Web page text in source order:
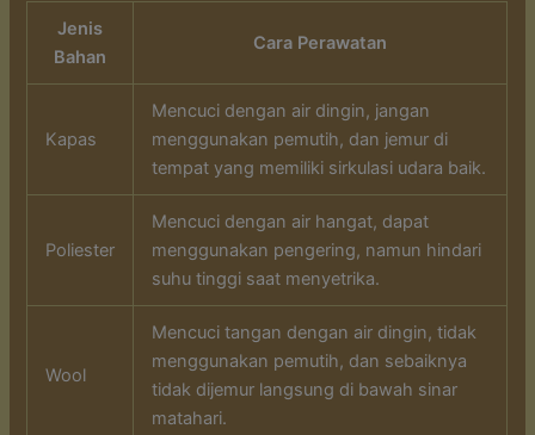
Jenis
Bahan
Cara Perawatan
Kapas
Mencuci dengan air dingin, jangan
menggunakan pemutih, dan jemur di
tempat yang memiliki sirkulasi udara baik.
Poliester
Mencuci dengan air hangat, dapat
menggunakan pengering, namun hindari
suhu tinggi saat menyetrika.
Wool
Mencuci tangan dengan air dingin, tidak
menggunakan pemutih, dan sebaiknya
tidak dijemur langsung di bawah sinar
matahari.